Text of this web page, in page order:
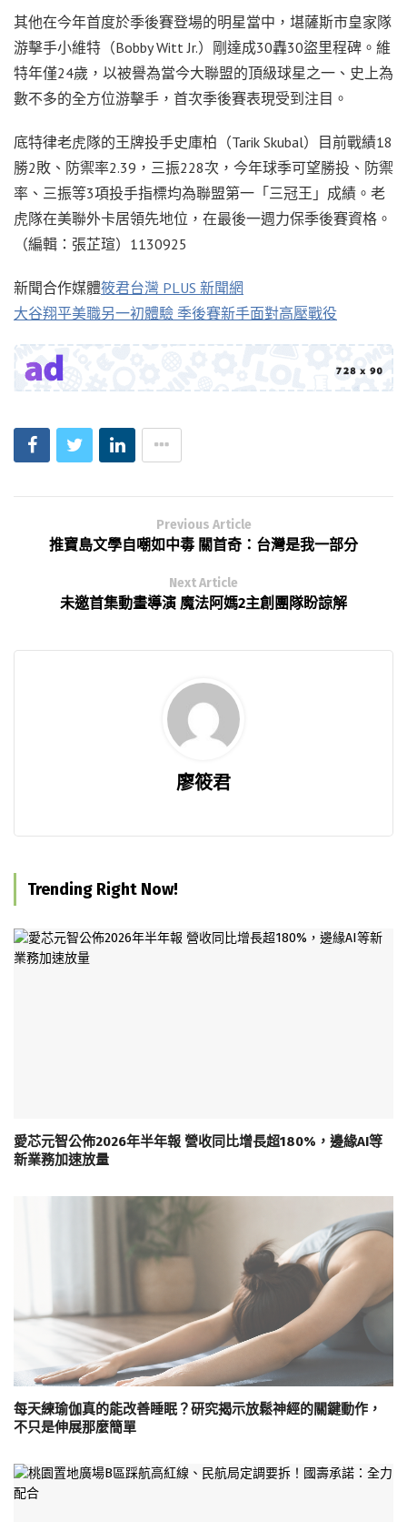
其他在今年首度於季後賽登場的明星當中，堪薩斯市皇家隊
游擊手小維特（Bobby Witt Jr.）剛達成30轟30盜里程碑。維
特年僅24歲，以被譽為當今大聯盟的頂級球星之一、史上為
數不多的全方位游擊手，首次季後賽表現受到注目。
底特律老虎隊的王牌投手史庫柏（Tarik Skubal）目前戰績18
勝2敗、防禦率2.39，三振228次，今年球季可望勝投、防禦
率、三振等3項投手指標均為聯盟第一「三冠王」成績。老
虎隊在美聯外卡居領先地位，在最後一週力保季後賽資格。
（編輯：張芷瑄）1130925
新聞合作媒體筱君台灣 PLUS 新聞網
大谷翔平美職另一初體驗 季後賽新手面對高壓戰役
Previous Article
推寶島文學自嘲如中毒 關首奇：台灣是我一部分
Next Article
未邀首集動畫導演 魔法阿媽2主創團隊盼諒解
廖筱君
Trending Right Now!
愛芯元智公佈2026年半年報 營收同比增長超180%，邊緣AI等
新業務加速放量
每天練瑜伽真的能改善睡眠？研究揭示放鬆神經的關鍵動作，
不只是伸展那麼簡單